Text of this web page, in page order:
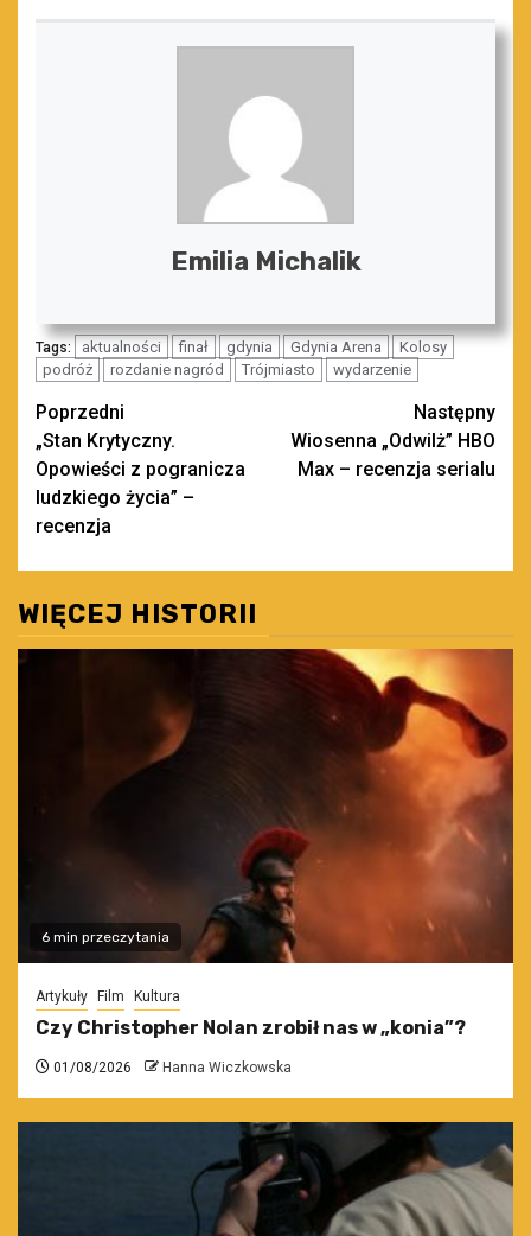
Emilia Michalik
Tags: aktualności finał gdynia Gdynia Arena
Kolosy
podróż
rozdanie nagród Trójmiasto wydarzenie
Zobacz
wpisy
Poprzedni
„Stan Krytyczny.
Opowieści z pogranicza
ludzkiego życia” –
recenzja
Następny
Wiosenna „Odwilż” HBO
Max – recenzja serialu
WIĘCEJ HISTORII
6 min przeczytania
Artykuły Film Kultura
Czy Christopher Nolan zrobił nas w „konia”?
01/08/2026 Hanna Wiczkowska